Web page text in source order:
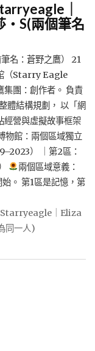
｜
・S(兩個筆名
名：蒼野之鷹） 21
（Starry Eagle
團：創作者。 負責
體結構規劃， 以「網
經營與虛擬故事框架
物館：兩個區域獨立
） ｜第2區：
兩個區域意義：
。 第1區是記憶，第
｜Eliza
同一人)